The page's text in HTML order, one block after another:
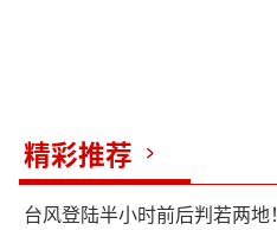
精彩推荐
台风登陆半小时前后判若两地！